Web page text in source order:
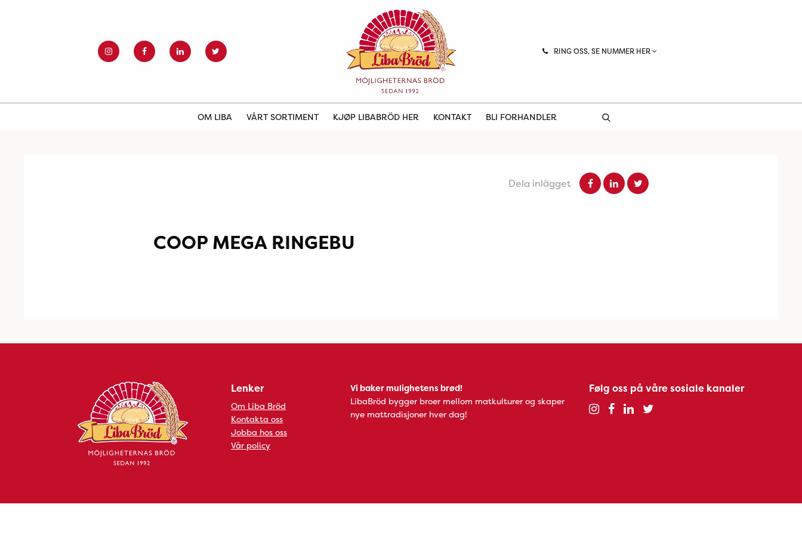
RING OSS, SE NUMMER HER
OM LIBA VÅRT SORTIMENT KJØP LIBABRÖD HER KONTAKT BLI FORHANDLER
Dela inlägget
COOP MEGA RINGEBU
Lenker
Om Liba Bröd
Kontakta oss
Jobba hos oss
Vår policy
Vi baker mulighetens brød!
LibaBröd bygger broer mellom matkulturer og skaper
nye mattradisjoner hver dag!
Følg oss på våre sosiale kanaler